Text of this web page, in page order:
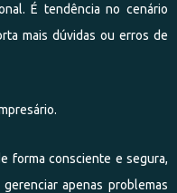
É tendência no cenário
mais dúvidas ou erros de
forma consciente e segura,
apenas problemas